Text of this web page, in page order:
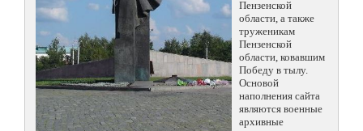
Пензенской
области, а также
труженикам
Пензенской
области, ковавшим
Победу в тылу.
Основой
наполнения сайта
являются военные
архивные